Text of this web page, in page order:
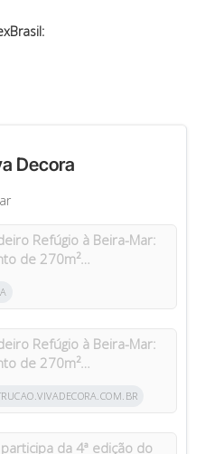
Decora
Refúgio à Beira-Mar:
de 270m²
Refúgio à Beira-Mar:
de 270m²
da 4ª edição do